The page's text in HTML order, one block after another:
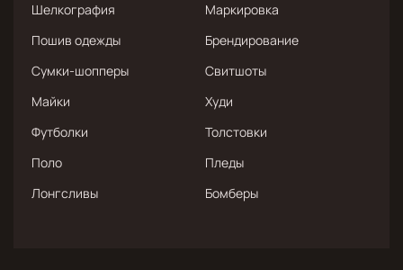
Шелкография
Маркировка
Пошив одежды
Брендирование
Сумки-шопперы
Свитшоты
Майки
Худи
Футболки
Толстовки
Поло
Пледы
Лонгсливы
Бомберы